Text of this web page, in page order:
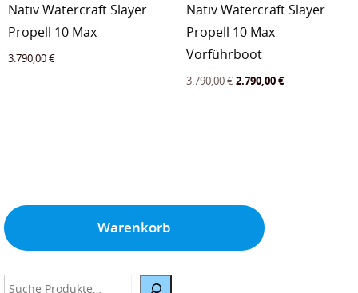
Nativ Watercraft Slayer
Propell 10 Max
3.790,00€
Nativ Watercraft Slayer
Propell 10 Max
Vorführboot
3.790,00€Ursprünglicher
2.790,00€Aktueller
Warenkorb
Suche